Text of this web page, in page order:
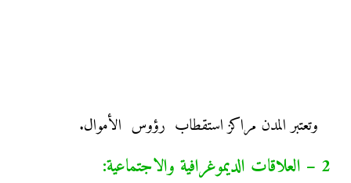
وتعتبر المدن مراكز استقطاب رؤوس الأموال.
2 – العلاقات الديموغرافية والاجتماعية: